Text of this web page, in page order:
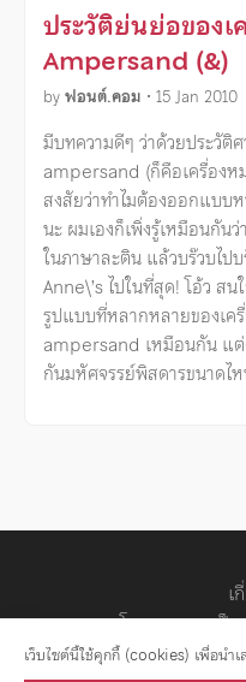
ประวัติย่นย่อของเ
Ampersand (&)
byฟอนต์.คอม • 15 Jan 2010
มีบทความดีๆ ว่าด้วยประวัติ
ampersand (ก็คือเครื่องห
สงสัยว่าทำไมต้องออกแบ
นะ ผมเองก็เพิ่งรู้เหมือนกัน
ในภาษาละติน แล้วบร๊วบไป
Anne\’s ไปในที่สุด! โอ้ว ส
รูปแบบที่หลากหลายของเค
ampersand เหมือนกัน แ
กันมหัศจรรย์พิสดารขนาดไ
เ
นโยบายความเป็
สัญ
เว็บไซต์นี้ใช้คุกกี้ (cookies) เพื่อนำ